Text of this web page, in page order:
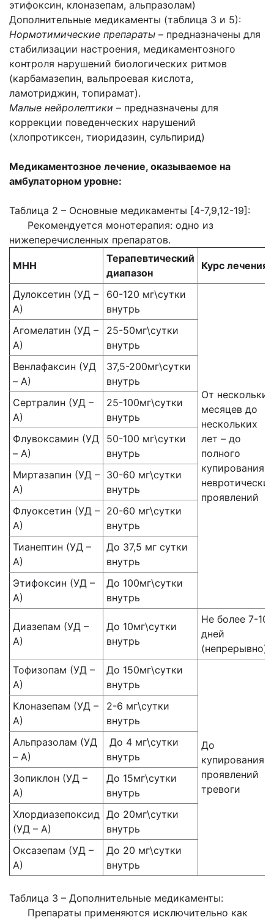
этифоксин, клоназепам, альпразолам)
Дополнительные медикаменты (таблица 3 и 5):
Нормотимические препараты – предназначены для
стабилизации настроения, медикаментозного
контроля нарушений биологических ритмов
(карбамазепин, вальпроевая кислота,
ламотриджин, топирамат).
Малые нейролептики – предназначены для
коррекции поведенческих нарушений
(хлопротиксен, тиоридазин, сульпирид)
Медикаментозное лечение, оказываемое на
амбулаторном уровне:
Таблица 2 – Основные медикаменты [4-7,9,12-19]:
Рекомендуется монотерапия: одно из
нижеперечисленных препаратов.
МНН
Терапевтический
диапазон
Курс лечения
Дулоксетин (УД –
А)
60-120 мг\сутки
внутрь
От нескольких
месяцев до
нескольких
лет – до
полного
купирования
невротических
проявлений
Агомелатин (УД –
А)
25-50мг\сутки
внутрь
Венлафаксин (УД
– А)
37,5-200мг\сутки
внутрь
Сертралин (УД –
А)
25-100мг\сутки
внутрь
Флувоксамин (УД
– А)
50-100 мг\сутки
внутрь
Миртазапин (УД –
А)
30-60 мг\сутки
внутрь
Флуоксетин (УД –
А)
20-60 мг\сутки
внутрь
Тианептин (УД –
А)
До 37,5 мг сутки
внутрь
Этифоксин (УД –
А)
До 100мг\сутки
внутрь
Диазепам (УД –
А)
До 10мг\сутки
внутрь
Не более 7-10
дней
(непрерывно)
Тофизопам (УД –
А)
До 150мг\сутки
внутрь
До
купирования
проявлений
тревоги
Клоназепам (УД –
А)
2-6 мг\сутки
внутрь
Альпразолам (УД
– А)
До 4 мг\сутки
внутрь
Зопиклон (УД –
А)
До 15мг\сутки
внутрь
Хлордиазепоксид
(УД – А)
До 20мг\сутки
внутрь
Оксазепам (УД –
А)
До 20 мг\сутки
внутрь
Таблица 3 – Дополнительные медикаменты:
Препараты применяются исключительно как